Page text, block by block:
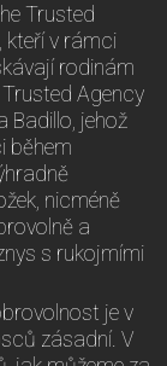
Trusted
kteří v rámci
rodinám
Agency
Badillo, jehož
během
nicméně
a
s rukojmími
je v
zásadní. V